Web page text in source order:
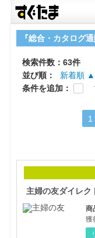
『総合・カタログ
検索件数：63件
並び順：
新着順 ▲
条件を追加：
1
主婦の友ダイレク
商
獲